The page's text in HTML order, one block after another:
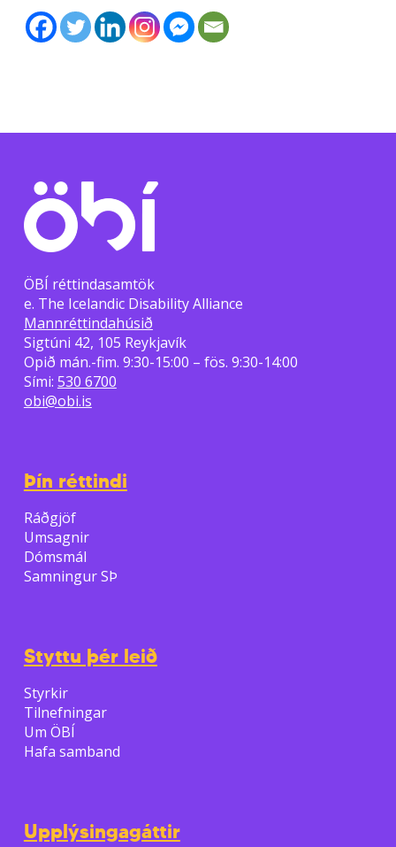
ÖBÍ réttindasamtök
e. The Icelandic Disability Alliance
Mannréttindahúsið
Sigtúni 42, 105 Reykjavík
Opið mán.-fim. 9:30-15:00 – fös. 9:30-14:00
Sími: 530 6700
obi@obi.is
Þín réttindi
Ráðgjöf
Umsagnir
Dómsmál
Samningur SÞ
Styttu þér leið
Styrkir
Tilnefningar
Um ÖBÍ
Hafa samband
Upplýsingagáttir